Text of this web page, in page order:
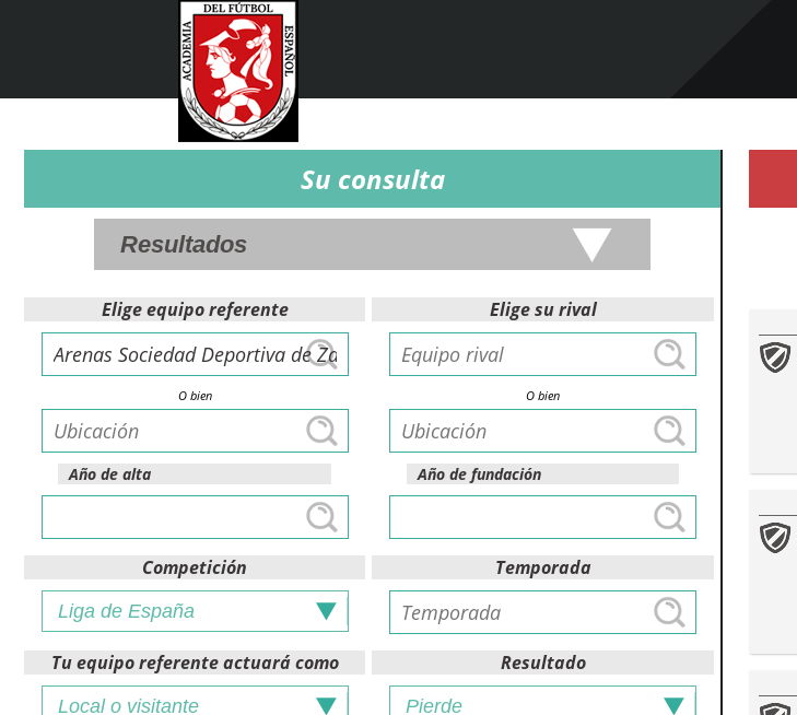
Su consulta
Elige equipo referente
O bien
Año de alta
Elige su rival
O bien
Año de fundación
Competición Temporada
Tu equipo referente actuará como Resultado